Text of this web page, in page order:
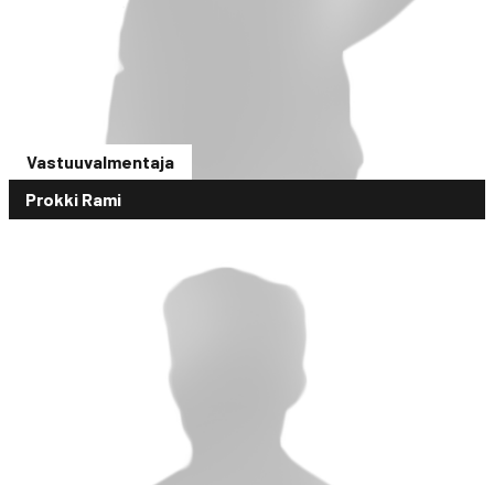
Vastuuvalmentaja
Prokki Rami